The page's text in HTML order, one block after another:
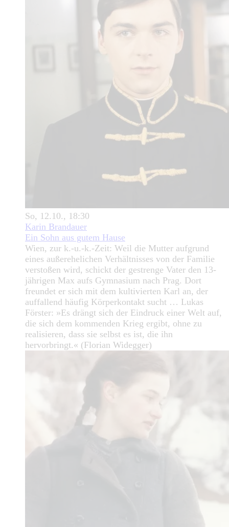
So, 12.10., 18:30
Karin Brandauer
Ein Sohn aus gutem Hause
Wien, zur k.-u.-k.-Zeit: Weil die Mutter aufgrund
eines außerehelichen Verhältnisses von der Familie
verstoßen wird, schickt der gestrenge Vater den 13-
jährigen Max aufs Gymnasium nach Prag. Dort
freundet er sich mit dem kultivierten Karl an, der
auffallend häufig Körperkontakt sucht … Lukas
Förster: »Es drängt sich der Eindruck einer Welt auf,
die sich dem kommenden Krieg ergibt, ohne zu
realisieren, dass sie selbst es ist, die ihn
hervorbringt.« (Florian Widegger)